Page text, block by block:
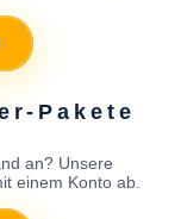
Pakete
an? Unsere
einem Konto ab.